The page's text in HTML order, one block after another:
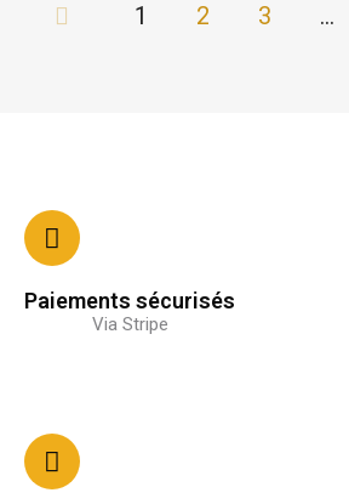
1 2 3 …
Paiements sécurisés
Via Stripe